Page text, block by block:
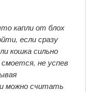
капли от блох
если сразу
кошка сильно
не успев
можно считать